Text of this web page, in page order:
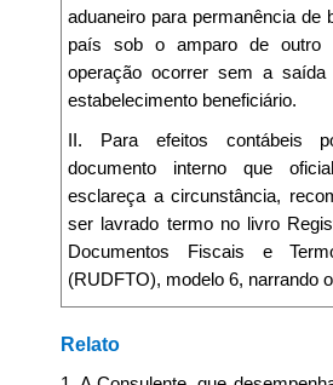
aduaneiro para permanência de
país sob o amparo de outro
operação ocorrer sem a
estabelecimento beneficiário.
II. Para efeitos contábeis
documento interno que
esclareça a circunstância,
ser lavrado termo no livro
Documentos Fiscais e
(RUDFTO), modelo 6, narrando
Relato